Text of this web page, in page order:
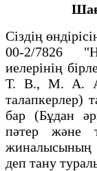
Сіздің
00-2/7826
иелерінің
Т. В., М. А.
талапкерлер)
бар (Бұдан
пәтер және
жиналысының
деп тану